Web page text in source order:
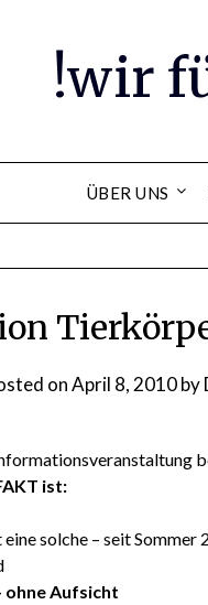
!wir
ÜBER UNS
onApril 8, 2010by
ist:
solche – seit Sommer
ohne Aufsicht